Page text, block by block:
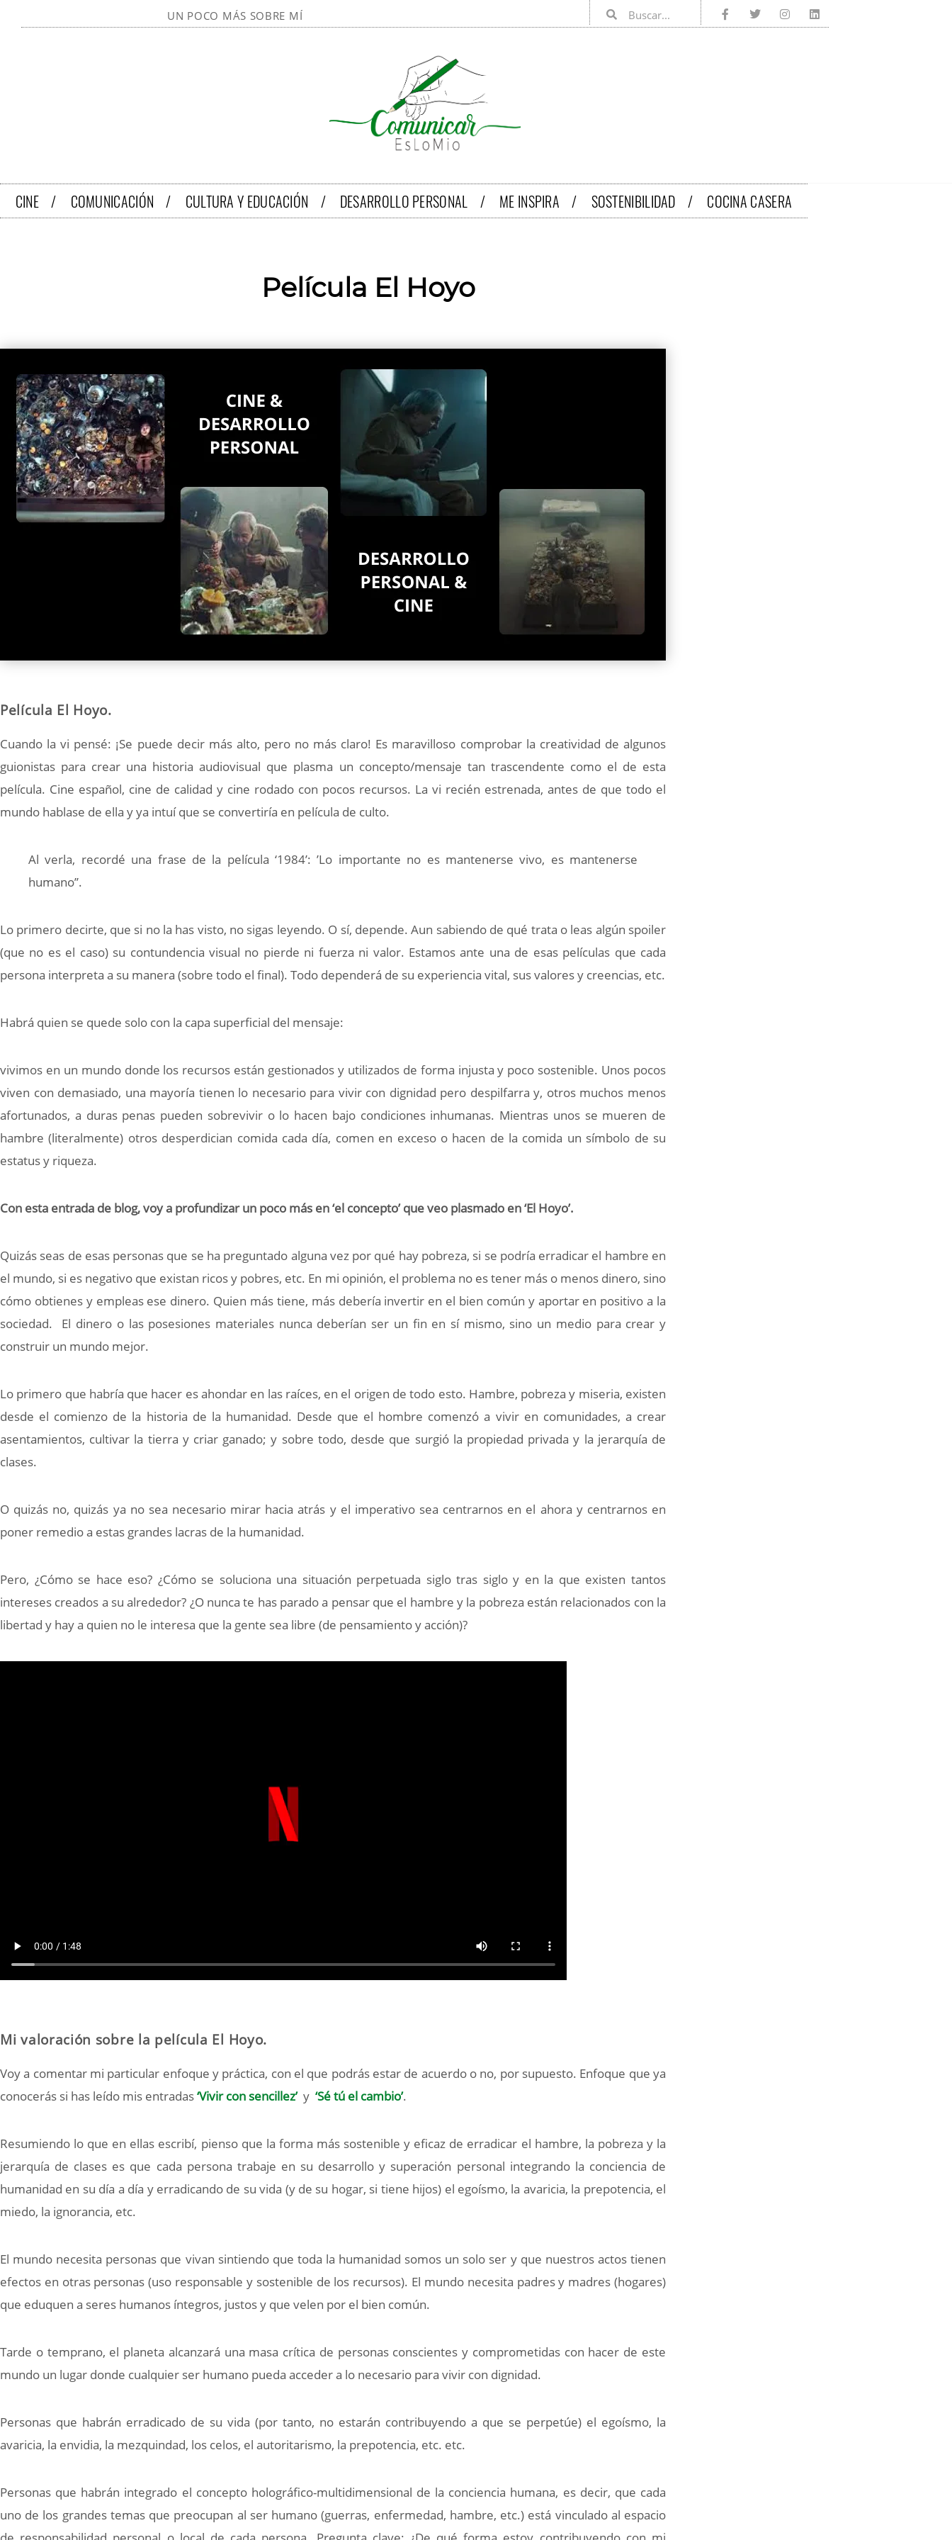
UN POCO MÁS SOBRE MÍ
CINE / COMUNICACIÓN / CULTURA Y EDUCACIÓN / DESARROLLO PERSONAL / ME INSPIRA / SOSTENIBILIDAD / COCINA CASERA
Película El Hoyo
Película El Hoyo.
Cuando la vi pensé: ¡Se puede decir más alto, pero no más claro! Es maravilloso comprobar la creatividad de algunos
guionistas para crear una historia audiovisual que plasma un concepto/mensaje tan trascendente como el de esta
película. Cine español, cine de calidad y cine rodado con pocos recursos. La vi recién estrenada, antes de que todo el
mundo hablase de ella y ya intuí que se convertiría en película de culto.
Al verla, recordé una frase de la película ‘1984’: ’Lo importante no es mantenerse vivo, es mantenerse
humano’’.
Lo primero decirte, que si no la has visto, no sigas leyendo. O sí, depende. Aun sabiendo de qué trata o leas algún spoiler
(que no es el caso) su contundencia visual no pierde ni fuerza ni valor. Estamos ante una de esas películas que cada
persona interpreta a su manera (sobre todo el final). Todo dependerá de su experiencia vital, sus valores y creencias, etc.
Habrá quien se quede solo con la capa superficial del mensaje:
vivimos en un mundo donde los recursos están gestionados y utilizados de forma injusta y poco sostenible. Unos pocos
viven con demasiado, una mayoría tienen lo necesario para vivir con dignidad pero despilfarra y, otros muchos menos
afortunados, a duras penas pueden sobrevivir o lo hacen bajo condiciones inhumanas. Mientras unos se mueren de
hambre (literalmente) otros desperdician comida cada día, comen en exceso o hacen de la comida un símbolo de su
estatus y riqueza.
Con esta entrada de blog, voy a profundizar un poco más en ‘el concepto’ que veo plasmado en ‘El Hoyo’.
Quizás seas de esas personas que se ha preguntado alguna vez por qué hay pobreza, si se podría erradicar el hambre en
el mundo, si es negativo que existan ricos y pobres, etc. En mi opinión, el problema no es tener más o menos dinero, sino
cómo obtienes y empleas ese dinero. Quien más tiene, más debería invertir en el bien común y aportar en positivo a la
sociedad. El dinero o las posesiones materiales nunca deberían ser un fin en sí mismo, sino un medio para crear y
construir un mundo mejor.
Lo primero que habría que hacer es ahondar en las raíces, en el origen de todo esto. Hambre, pobreza y miseria, existen
desde el comienzo de la historia de la humanidad. Desde que el hombre comenzó a vivir en comunidades, a crear
asentamientos, cultivar la tierra y criar ganado; y sobre todo, desde que surgió la propiedad privada y la jerarquía de
clases.
O quizás no, quizás ya no sea necesario mirar hacia atrás y el imperativo sea centrarnos en el ahora y centrarnos en
poner remedio a estas grandes lacras de la humanidad.
Pero, ¿Cómo se hace eso? ¿Cómo se soluciona una situación perpetuada siglo tras siglo y en la que existen tantos
intereses creados a su alrededor? ¿O nunca te has parado a pensar que el hambre y la pobreza están relacionados con la
libertad y hay a quien no le interesa que la gente sea libre (de pensamiento y acción)?
Mi valoración sobre la película El Hoyo.
Voy a comentar mi particular enfoque y práctica, con el que podrás estar de acuerdo o no, por supuesto. Enfoque que ya
conocerás si has leído mis entradas‘Vivir con sencillez’ y ‘Sé tú el cambio’.
Resumiendo lo que en ellas escribí, pienso que la forma más sostenible y eficaz de erradicar el hambre, la pobreza y la
jerarquía de clases es que cada persona trabaje en su desarrollo y superación personal integrando la conciencia de
humanidad en su día a día y erradicando de su vida (y de su hogar, si tiene hijos) el egoísmo, la avaricia, la prepotencia, el
miedo, la ignorancia, etc.
El mundo necesita personas que vivan sintiendo que toda la humanidad somos un solo ser y que nuestros actos tienen
efectos en otras personas (uso responsable y sostenible de los recursos). El mundo necesita padres y madres (hogares)
que eduquen a seres humanos íntegros, justos y que velen por el bien común.
Tarde o temprano, el planeta alcanzará una masa crítica de personas conscientes y comprometidas con hacer de este
mundo un lugar donde cualquier ser humano pueda acceder a lo necesario para vivir con dignidad.
Personas que habrán erradicado de su vida (por tanto, no estarán contribuyendo a que se perpetúe) el egoísmo, la
avaricia, la envidia, la mezquindad, los celos, el autoritarismo, la prepotencia, etc. etc.
Personas que habrán integrado el concepto holográfico-multidimensional de la conciencia humana, es decir, que cada
uno de los grandes temas que preocupan al ser humano (guerras, enfermedad, hambre, etc.) está vinculado al espacio